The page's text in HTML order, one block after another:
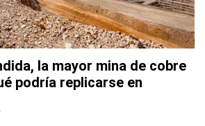
la mayor mina de cobre
podría replicarse en